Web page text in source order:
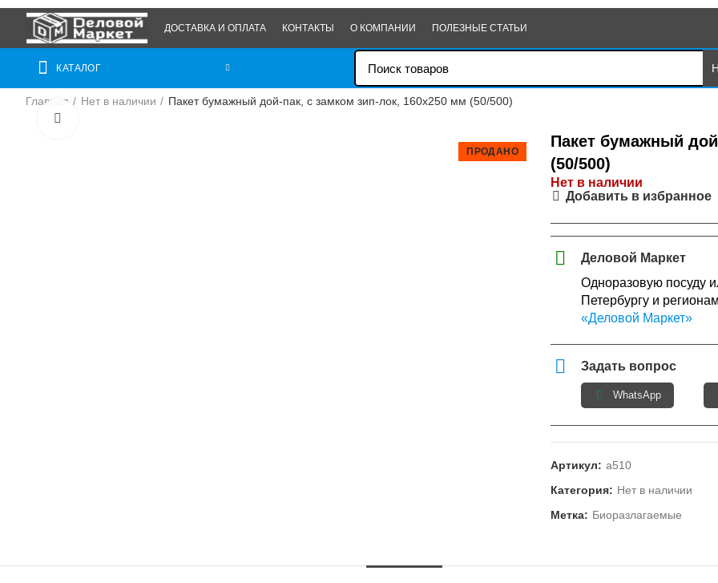
ДОСТАВКА И ОПЛАТА КОНТАКТЫ О КОМПАНИИ ПОЛЕЗНЫЕ СТАТЬИ
КАТАЛОГ
Главная Нет в наличии Пакет бумажный дой-пак, с замком зип-лок, 160х250 мм (50/500)
ПРОДАНО
Пакет бумажный
(50/500)
Нет в наличии
Добавить в избранное
Деловой Маркет
Одноразовую посуду
Петербургу и
«Деловой Маркет»
Задать вопрос
WhatsApp
Артикул: а510
Категория: Нет в наличии
Метка: Биоразлагаемые